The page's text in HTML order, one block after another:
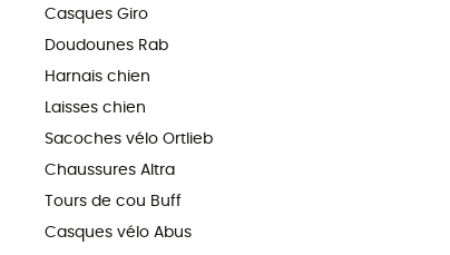
Casques Giro
Doudounes Rab
Harnais chien
Laisses chien
Sacoches vélo Ortlieb
Chaussures Altra
Tours de cou Buff
Casques vélo Abus